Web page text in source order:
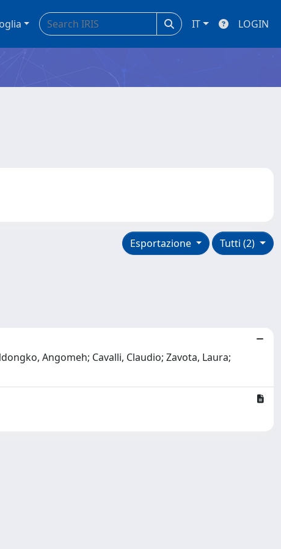
IT LOGIN
Tutti (2)
Esportazione
Angomeh; Cavalli, Claudio; Zavota, Laura;